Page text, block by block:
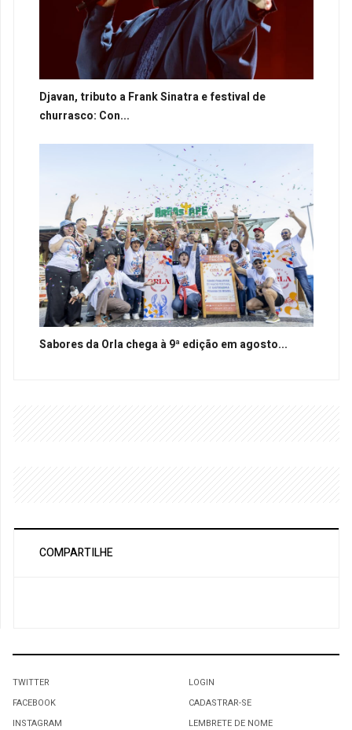
Djavan, tributo a Frank Sinatra e festival de
churrasco: Con...
Sabores da Orla chega à 9ª edição em agosto...
COMPARTILHE
TWITTER
FACEBOOK
INSTAGRAM
LOGIN
CADASTRAR-SE
LEMBRETE DE NOME